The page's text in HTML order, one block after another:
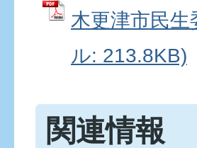
木更津市民
ル: 213.8KB)
関連情報